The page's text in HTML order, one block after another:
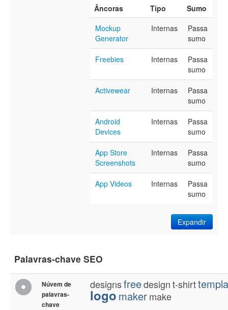
Âncoras Tipo
Sumo
Mockup
Generator
Internas
Passa
sumo
Freebies Internas
Passa
sumo
Activewear Internas
Passa
sumo
Android
Devices
Internas
Passa
sumo
App Store
Screenshots
Internas
Passa
sumo
App Videos Internas
Passa
sumo
Expandir
Palavras-chave SEO
Núvem de
palavras-
chave
designsfreedesignt-shirt
logo makermake